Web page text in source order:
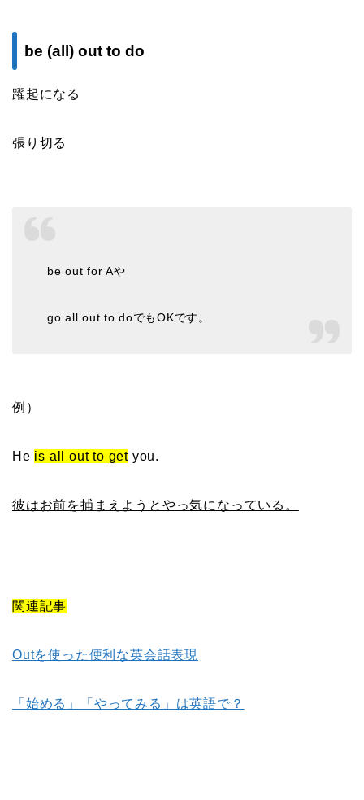
be (all) out to do
躍起になる
張り切る
be out for Aや
go all out to doでもOKです。
例）
He is all out to get you.
彼はお前を捕まえようとやっ気になっている。
関連記事
Outを使った便利な英会話表現
「始める」「やってみる」は英語で？